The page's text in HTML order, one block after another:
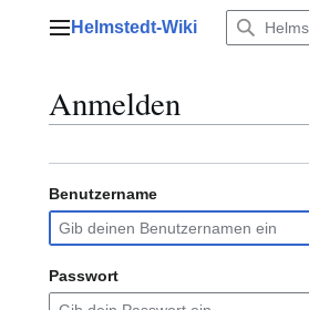
Hauptmenü
Helmstedt-Wiki
Anmelden
Benutzername
Passwort